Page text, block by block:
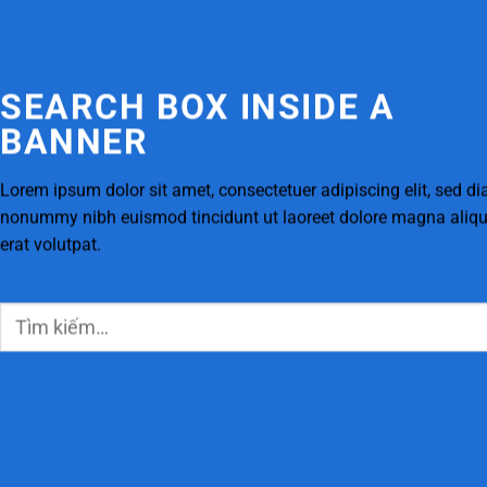
SEARCH BOX INSIDE A
BANNER
Lorem ipsum dolor sit amet, consectetuer adipiscing elit, sed
nonummy nibh euismod tincidunt ut laoreet dolore magna
erat volutpat.